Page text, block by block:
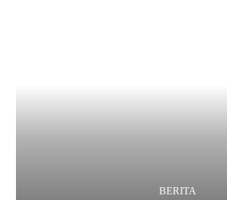
BERITA